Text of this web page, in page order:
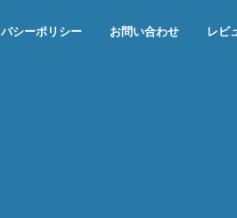
シーポリシー お問い合わせ レビ